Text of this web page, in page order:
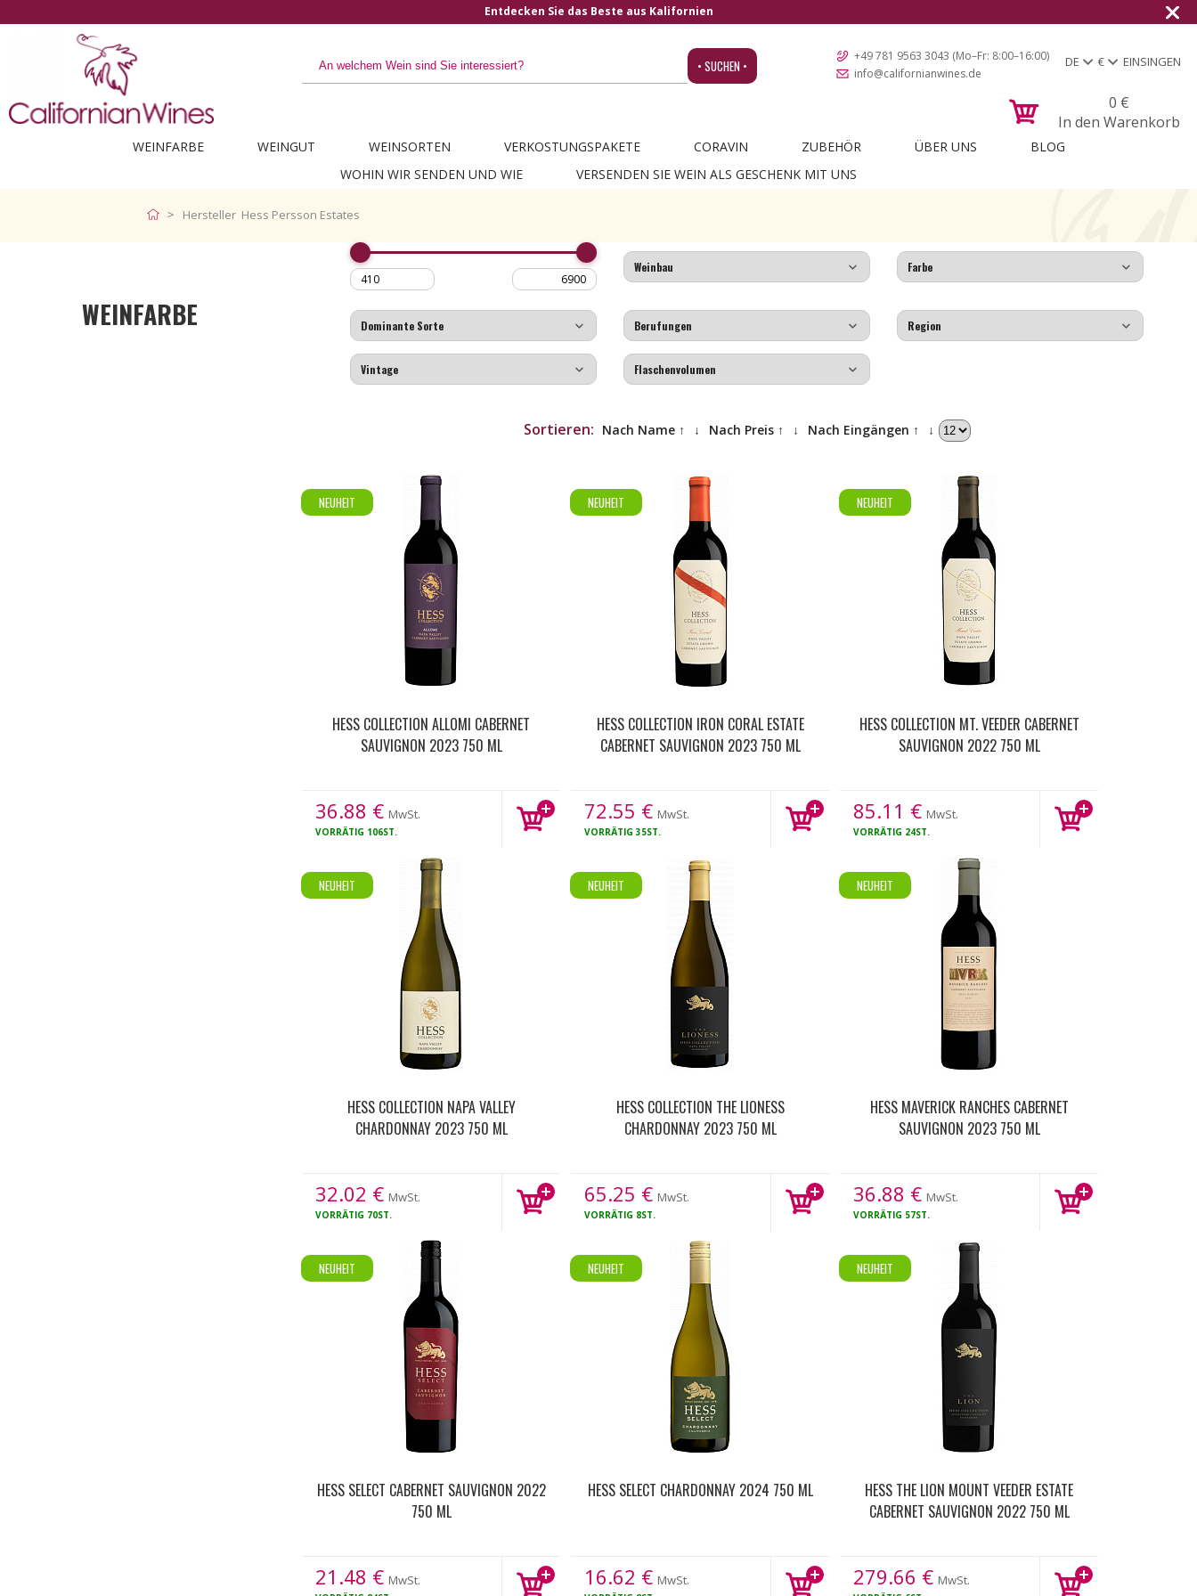
Entdecken Sie das Beste aus Kalifornien
• SUCHEN •
+49 781 9563 3043 (Mo–Fr: 8:00–16:00)
info@californianwines.de
DE € EINSINGEN
0 €
In den Warenkorb
WEINFARBE WEINGUT WEINSORTEN VERKOSTUNGSPAKETE CORAVIN ZUBEHÖR ÜBER UNS
BLOG
WOHIN WIR SENDEN UND WIE
VERSENDEN SIE WEIN ALS GESCHENK MIT UNS
Hersteller Hess Persson Estates
WEINFARBE
Sortieren: Nach Name ↑ ↓ Nach Preis ↑ ↓ Nach Eingängen ↑ ↓
NEUHEIT
HESS COLLECTION ALLOMI CABERNET
SAUVIGNON 2023 750 ML
36.88 € MwSt.
VORRÄTIG 106ST.
NEUHEIT
HESS COLLECTION IRON CORAL ESTATE
CABERNET SAUVIGNON 2023 750 ML
72.55 € MwSt.
VORRÄTIG 35ST.
NEUHEIT
HESS COLLECTION MT. VEEDER CABERNET
SAUVIGNON 2022 750 ML
85.11 € MwSt.
VORRÄTIG 24ST.
NEUHEIT
HESS COLLECTION NAPA VALLEY
CHARDONNAY 2023 750 ML
32.02 € MwSt.
VORRÄTIG 70ST.
NEUHEIT
HESS COLLECTION THE LIONESS
CHARDONNAY 2023 750 ML
65.25 € MwSt.
VORRÄTIG 8ST.
NEUHEIT
HESS MAVERICK RANCHES CABERNET
SAUVIGNON 2023 750 ML
36.88 € MwSt.
VORRÄTIG 57ST.
NEUHEIT
HESS SELECT CABERNET SAUVIGNON 2022
750 ML
21.48 € MwSt.
NEUHEIT
HESS SELECT CHARDONNAY 2024 750 ML
16.62 € MwSt.
NEUHEIT
HESS THE LION MOUNT VEEDER ESTATE
CABERNET SAUVIGNON 2022 750 ML
279.66 € MwSt.